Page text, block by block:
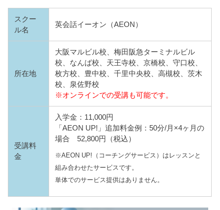
スクー
ル名
英会話イーオン（AEON）
所在地
大阪マルビル校、梅田阪急ターミナルビル
校、なんば校、天王寺校、京橋校、守口校、
枚方校、豊中校、千里中央校、高槻校、茨木
校、泉佐野校
※オンラインでの受講も可能です。
受講料
金
入学金：11,000円
「AEON UP!」追加料金例：50分/月×4ヶ月の
場合 52,800円（税込）
※AEON UP!（コーチングサービス）はレッスンと
組み合わせたサービスです。
単体でのサービス提供はありません。